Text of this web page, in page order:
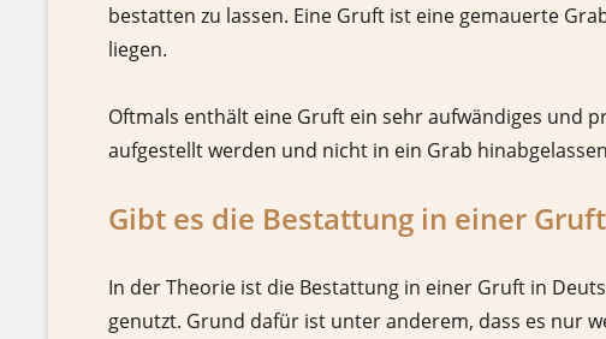
bestatten zu lassen. Eine Gruft ist eine gemauerte
liegen.
Oftmals enthält eine Gruft ein sehr aufwändiges und
aufgestellt werden und nicht in ein Grab
Gibt es die Bestattung in einer
In der Theorie ist die Bestattung in einer Gruft in
genutzt. Grund dafür ist unter anderem, dass es nur